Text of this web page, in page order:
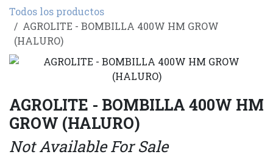
Todos los productos
AGROLITE - BOMBILLA 400W HM GROW
(HALURO)
AGROLITE - BOMBILLA 400W HM
GROW (HALURO)
Not Available For Sale